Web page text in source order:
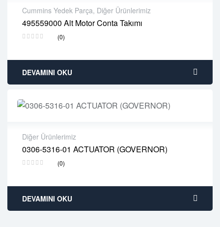
Cummins Yedek Parça, Diğer Ürünlerimiz
495559000 Alt Motor Conta Takımı
(0)
2 years warranty
Delivery time: 1-2 business days
DEVAMINI OKU
Diğer Ürünlerimiz
0306-5316-01 ACTUATOR (GOVERNOR)
(0)
2 years warranty
Delivery time: 1-2 business days
DEVAMINI OKU